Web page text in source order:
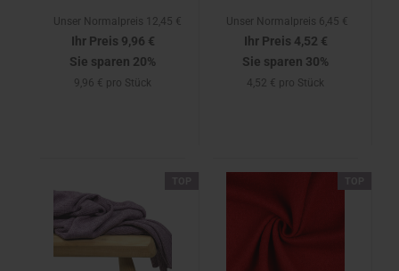
Unser Normalpreis 12,45 €
Ihr Preis 9,96 €
Sie sparen 20%
9,96 € pro Stück
Unser Normalpreis 6,45 €
Ihr Preis 4,52 €
Sie sparen 30%
4,52 € pro Stück